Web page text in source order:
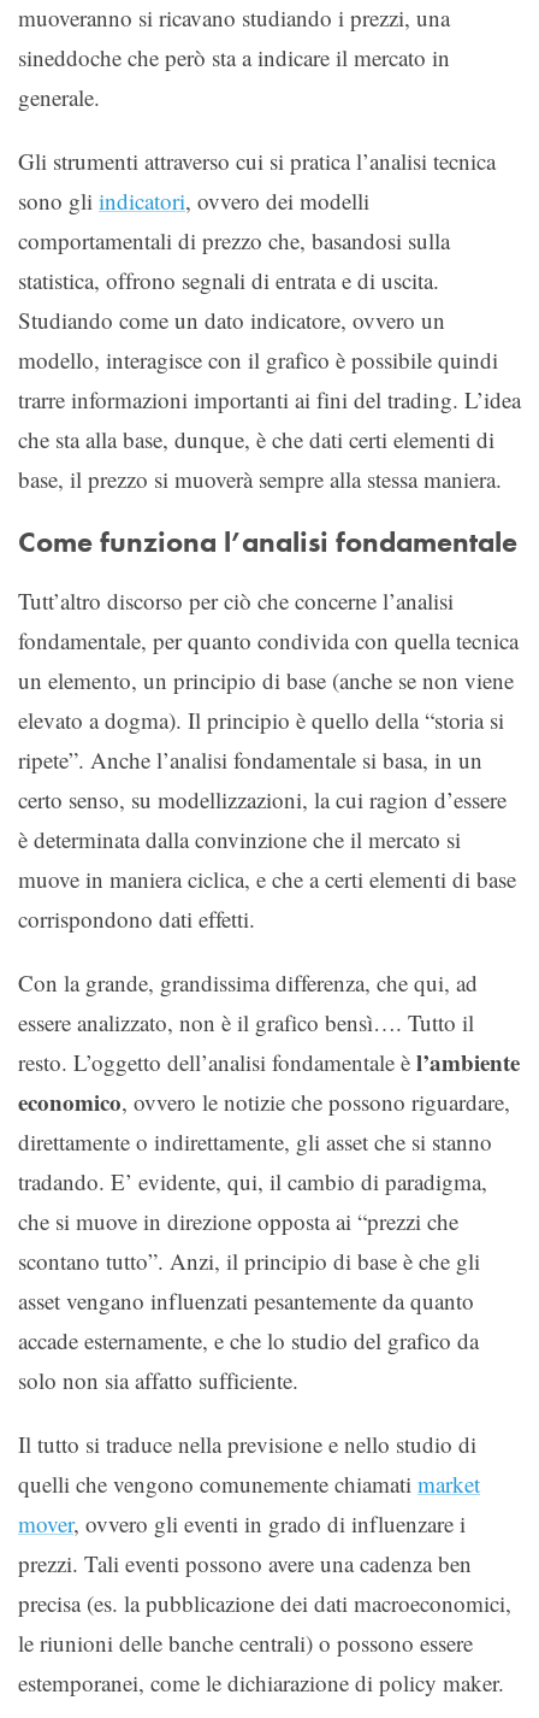
muoveranno si ricavano studiando i prezzi, una
sineddoche che però sta a indicare il mercato in
generale.
Gli strumenti attraverso cui si pratica l’analisi tecnica
sono gli indicatori, ovvero dei modelli
comportamentali di prezzo che, basandosi sulla
statistica, offrono segnali di entrata e di uscita.
Studiando come un dato indicatore, ovvero un
modello, interagisce con il grafico è possibile quindi
trarre informazioni importanti ai fini del trading. L’idea
che sta alla base, dunque, è che dati certi elementi di
base, il prezzo si muoverà sempre alla stessa maniera.
Come funziona l’analisi fondamentale
Tutt’altro discorso per ciò che concerne l’analisi
fondamentale, per quanto condivida con quella tecnica
un elemento, un principio di base (anche se non viene
elevato a dogma). Il principio è quello della “storia si
ripete”. Anche l’analisi fondamentale si basa, in un
certo senso, su modellizzazioni, la cui ragion d’essere
è determinata dalla convinzione che il mercato si
muove in maniera ciclica, e che a certi elementi di base
corrispondono dati effetti.
Con la grande, grandissima differenza, che qui, ad
essere analizzato, non è il grafico bensì…. Tutto il
resto. L’oggetto dell’analisi fondamentale è l’ambiente
economico, ovvero le notizie che possono riguardare,
direttamente o indirettamente, gli asset che si stanno
tradando. E’ evidente, qui, il cambio di paradigma,
che si muove in direzione opposta ai “prezzi che
scontano tutto”. Anzi, il principio di base è che gli
asset vengano influenzati pesantemente da quanto
accade esternamente, e che lo studio del grafico da
solo non sia affatto sufficiente.
Il tutto si traduce nella previsione e nello studio di
quelli che vengono comunemente chiamati market
mover, ovvero gli eventi in grado di influenzare i
prezzi. Tali eventi possono avere una cadenza ben
precisa (es. la pubblicazione dei dati macroeconomici,
le riunioni delle banche centrali) o possono essere
estemporanei, come le dichiarazione di policy maker.